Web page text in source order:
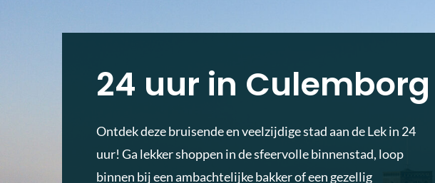
24 uur in Culemborg
Ontdek deze bruisende en veelzijdige stad aan de Lek in 24
uur! Ga lekker shoppen in de sfeervolle binnenstad, loop
binnen bij een ambachtelijke bakker of een gezellig